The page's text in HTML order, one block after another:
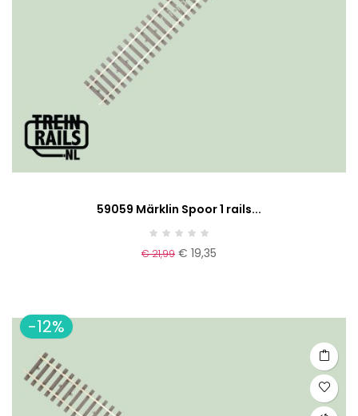
59059 Märklin Spoor 1 rails...
€ 21,99 € 19,35
-12%